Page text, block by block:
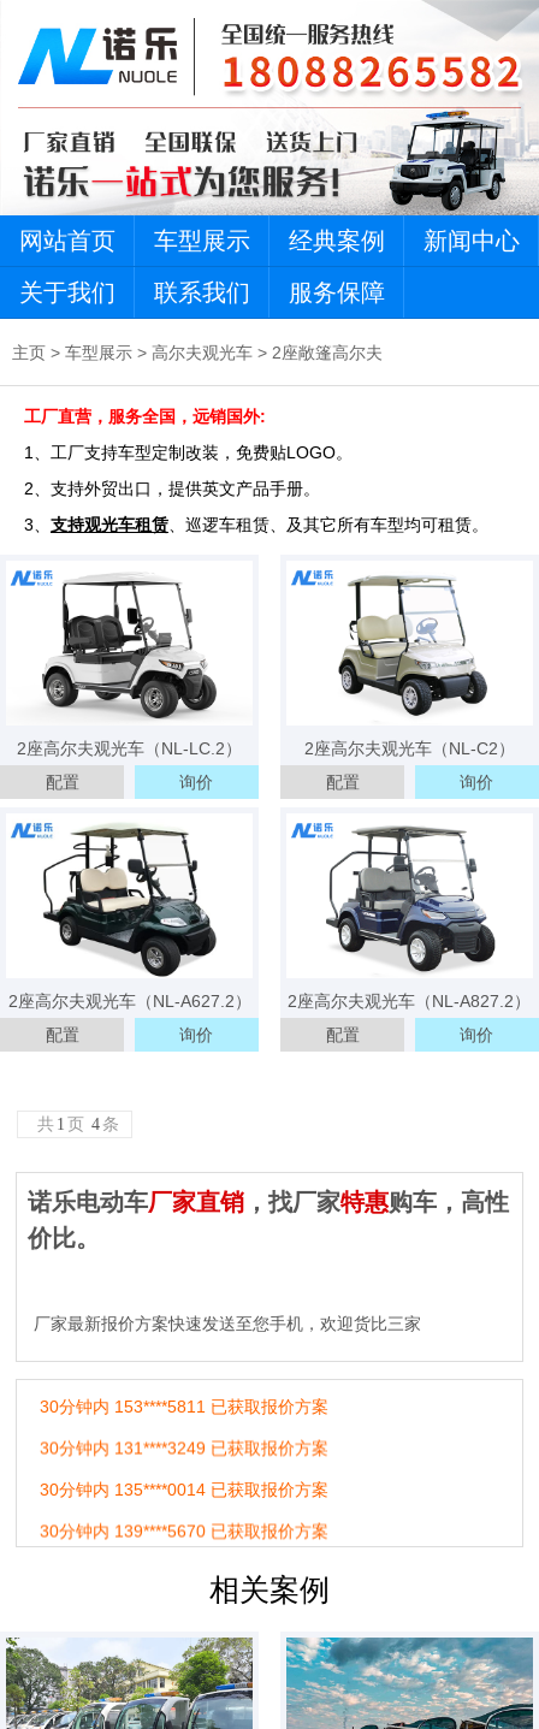
网站首页 车型展示 经典案例
新闻中心
关于我们
联系我们 服务保障
主页 > 车型展示 > 高尔夫观光车 > 2座敞篷高尔夫
工厂直营，服务全国，远销国外:
1、工厂支持车型定制改装，免费贴LOGO。
2、支持外贸出口，提供英文产品手册。
3、 支持观光车租赁、巡逻车租赁、及其它所有车型均可租赁。
2座高尔夫观光车（NL-LC.2）
配置
询价
2座高尔夫观光车（NL-C2）
配置
询价
2座高尔夫观光车（NL-A627.2）
配置
询价
2座高尔夫观光车（NL-A827.2）
配置
询价
共 1 页 4 条
诺乐电动车厂家直销 ，找厂家特惠购车，高性
价比。
厂家最新报价方案快速发送至您手机，欢迎货比三家
3天内 151****0811 已获取报价方案
3天内 157****5911 已获取报价方案
3天内 182****8876 已获取报价方案
3天内 134****4418 已获取报价方案
3分钟内 173****6965 已获取报价方案
3分钟内 139****1175 已获取报价方案
10分钟内 151****3959已获取报价方案
10分钟内 182****2525 已获取报价方案
20分钟内 183****4571 已获取报价方案
20分钟内 180****6548 已获取报价方案
30分钟内 153****5811 已获取报价方案
30分钟内 131****3249 已获取报价方案
30分钟内 135****0014 已获取报价方案
30分钟内 139****5670 已获取报价方案
30分钟内 153****6879 已获取报价方案
30分钟内 185****3131 已获取报价方案
60分钟内 182****3478 已获取报价方案
60分钟内 155****1241 已获取报价方案
相关案例